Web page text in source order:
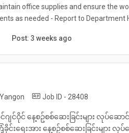
office supplies and ensure the
as needed - Report to Department
Post: 3 weeks ago
Job ID - 28408
ျင်ဝိုင် နေ့စဥ်စစ်ဆေးခြင်းများ လုပ်ဆော
းရေးအား နေ့စဥ်စစ်ဆေးခြင်းများ လု